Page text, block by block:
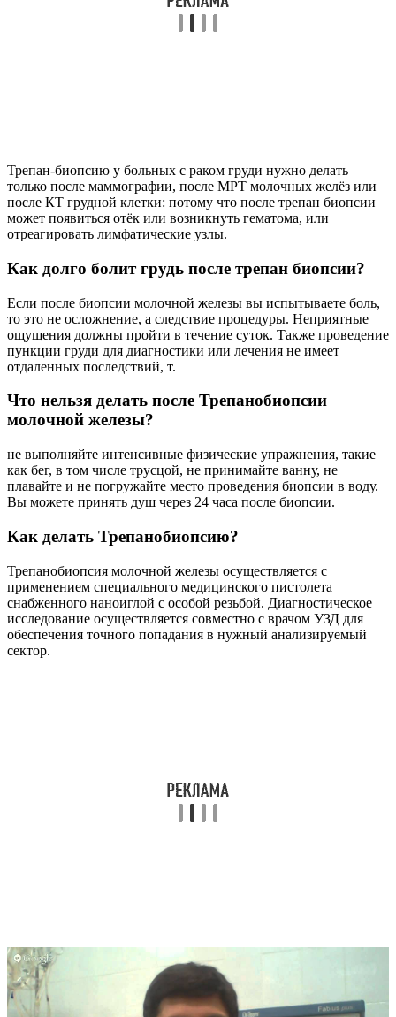
Трепан-биопсию у больных с раком груди нужно делать
только после маммографии, после МРТ молочных желёз или
после КТ грудной клетки: потому что после трепан биопсии
может появиться отёк или возникнуть гематома, или
отреагировать лимфатические узлы.
Как долго болит грудь после трепан биопсии?
Если после биопсии молочной железы вы испытываете боль,
то это не осложнение, а следствие процедуры. Неприятные
ощущения должны пройти в течение суток. Также проведение
пункции груди для диагностики или лечения не имеет
отдаленных последствий, т.
Что нельзя делать после Трепанобиопсии
молочной железы?
не выполняйте интенсивные физические упражнения, такие
как бег, в том числе трусцой, не принимайте ванну, не
плавайте и не погружайте место проведения биопсии в воду.
Вы можете принять душ через 24 часа после биопсии.
Как делать Трепанобиопсию?
Трепанобиопсия молочной железы осуществляется с
применением специального медицинского пистолета
снабженного наноиглой с особой резьбой. Диагностическое
исследование осуществляется совместно с врачом УЗД для
обеспечения точного попадания в нужный анализируемый
сектор.